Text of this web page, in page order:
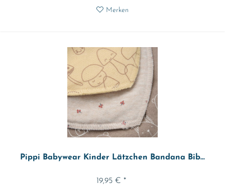
Merken
Pippi Babywear Kinder Lätzchen Bandana Bib...
19,95 € *